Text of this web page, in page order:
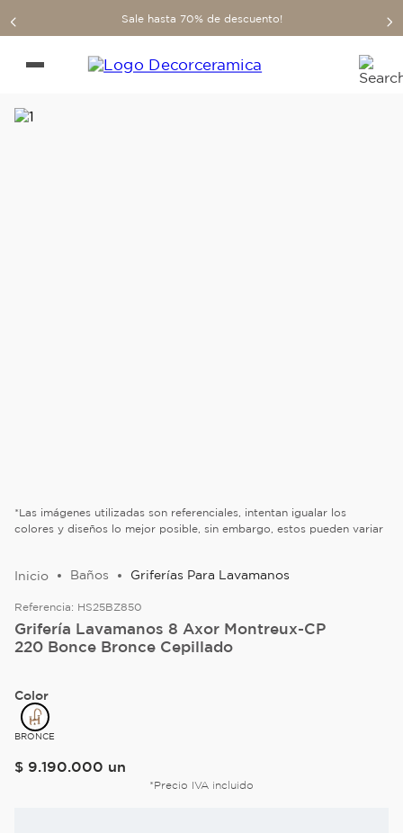
Sale hasta 70% de descuento!
*Las imágenes utilizadas son referenciales, intentan igualar los
colores y diseños lo mejor posible, sin embargo, estos pueden variar
Baños Griferías Para Lavamanos
Referencia: HS25BZ850
Grifería Lavamanos 8 Axor Montreux-CP
220 Bonce Bronce Cepillado
Color
BRONCE
$ 9.190.000 un
*Precio IVA incluido